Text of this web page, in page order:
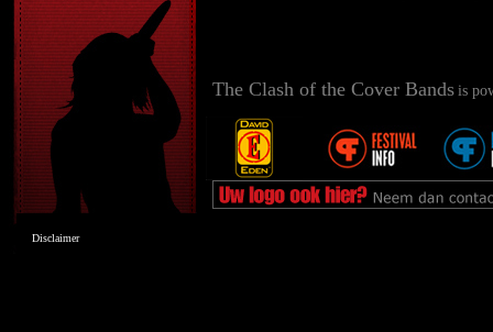
The Clash of the Cover Bands is
Disclaimer